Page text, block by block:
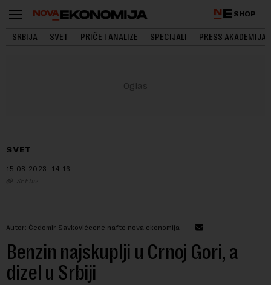
SHOP
SRBIJA SVET PRIČE I ANALIZE SPECIJALI PRESS AKADEMIJA
SVET
15.08.2023. 14:16
SEEbiz
Autor: Čedomir Savkovićcene nafte nova ekonomija
Benzin najskuplji u Crnoj Gori, a
dizel u Srbiji